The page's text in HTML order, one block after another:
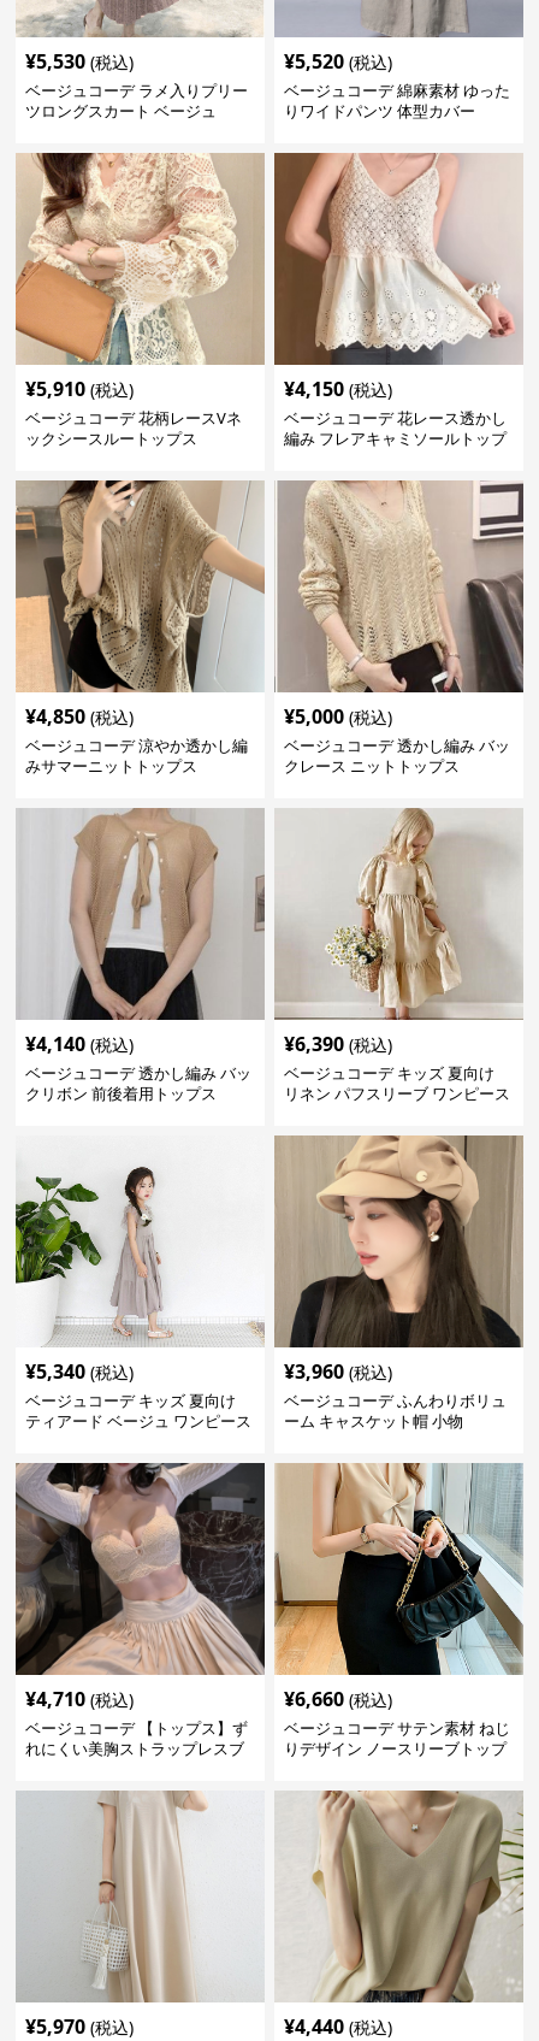
¥5,530 (税込)
ベージュコーデ ラメ入りプリー
ツロングスカート ベージュ
¥5,520 (税込)
ベージュコーデ 綿麻素材 ゆった
りワイドパンツ 体型カバー
¥5,910 (税込)
ベージュコーデ 花柄レースVネ
ックシースルートップス
¥4,150 (税込)
ベージュコーデ 花レース透かし
編み フレアキャミソールトップ
¥4,850 (税込)
ベージュコーデ 涼やか透かし編
みサマーニットトップス
¥5,000 (税込)
ベージュコーデ 透かし編み バッ
クレース ニットトップス
¥4,140 (税込)
ベージュコーデ 透かし編み バッ
クリボン 前後着用トップス
¥6,390 (税込)
ベージュコーデ キッズ 夏向け
リネン パフスリーブ ワンピース
¥5,340 (税込)
ベージュコーデ キッズ 夏向け
ティアード ベージュ ワンピース
¥3,960 (税込)
ベージュコーデ ふんわりボリュ
ーム キャスケット帽 小物
¥4,710 (税込)
ベージュコーデ 【トップス】ず
れにくい美胸ストラップレスブ
¥6,660 (税込)
ベージュコーデ サテン素材 ねじ
りデザイン ノースリーブトップ
¥5,970 (税込) ¥4,440 (税込)